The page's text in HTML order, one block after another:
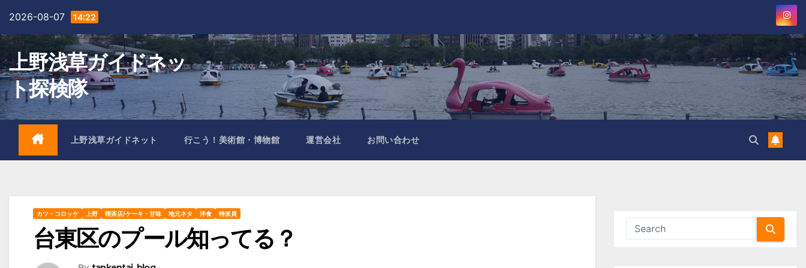
content
2026-08-07 14:22
上野浅草ガイドネッ
ト探検隊
上野浅草ガイドネット 行こう！美術館・博物館 運営会社 お問い合わせ
カツ・コロッケ 上野 喫茶店/ケーキ・甘味 地元ネタ 洋食 特派員
台東区のプール知ってる？